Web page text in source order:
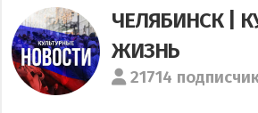
ЧЕЛЯБИНСК |
ЖИЗНЬ
21714